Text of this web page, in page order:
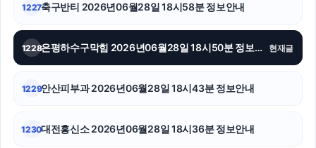
1227축구반티 2026년06월28일 18시58분 정보안내
1228 은평하수구막힘 2026년06월28일 18시50분 정보안내 현재글
1229안산피부과 2026년06월28일 18시43분 정보안내
1230대전흥신소 2026년06월28일 18시36분 정보안내